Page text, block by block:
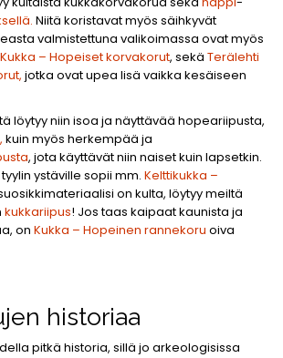
Niitä koristavat myös säihkyvät
valmistettuna valikoimassa ovat myös
Kukka – Hopeiset korvakorut, sekä Terälehti
jotka ovat upea lisä vaikka kesäiseen
löytyy niin isoa ja näyttävää hopeariipusta,
kuin myös herkempää ja
, jota käyttävät niin naiset kuin lapsetkin.
ystäville sopii mm. Kelttikukka –
on kulta, löytyy meiltä
kukkariipus! Jos taas kaipaat kaunista ja
on Kukka – Hopeinen rannekoru oiva
historiaa
pitkä historia, sillä jo arkeologisissa